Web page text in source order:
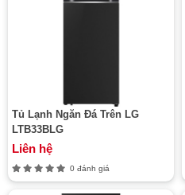
Tủ Lạnh Ngăn Đá Trên LG
LTB33BLG
Liên hệ
0 đánh giá